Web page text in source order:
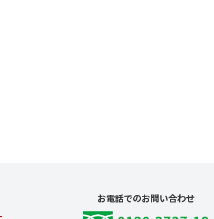
お電話でのお問い合わせ